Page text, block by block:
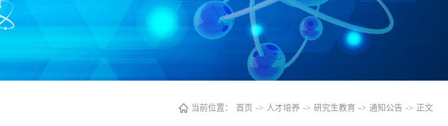
当前位置： 首页 -> 人才培养 -> 研究生教育 -> 通知公告 -> 正文